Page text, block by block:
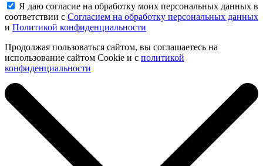
Я даю согласие на обработку моих персональных данных в
соответствии с Согласием на обработку персональных данных
и Политикой конфиденциальности
Продолжая пользоваться сайтом, вы соглашаетесь на
использование сайтом Cookie и с политикой
конфиденциальности